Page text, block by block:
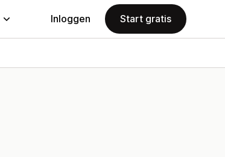
Inloggen Start gratis